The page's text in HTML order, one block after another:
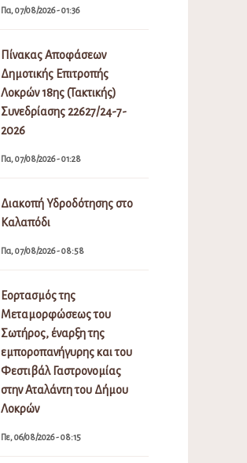
Πα, 07/08/2026 - 01:36
Πίνακας Αποφάσεων
Δημοτικής Επιτροπής
Λοκρών 18ης (Τακτικής)
Συνεδρίασης 22627/24-7-
2026
Πα, 07/08/2026 - 01:28
Διακοπή Υδροδότησης στο
Καλαπόδι
Πα, 07/08/2026 - 08:58
Εορτασμός της
Μεταμορφώσεως του
Σωτήρος, έναρξη της
εμποροπανήγυρης και του
Φεστιβάλ Γαστρονομίας
στην Αταλάντη του Δήμου
Λοκρών
Πε, 06/08/2026 - 08:15